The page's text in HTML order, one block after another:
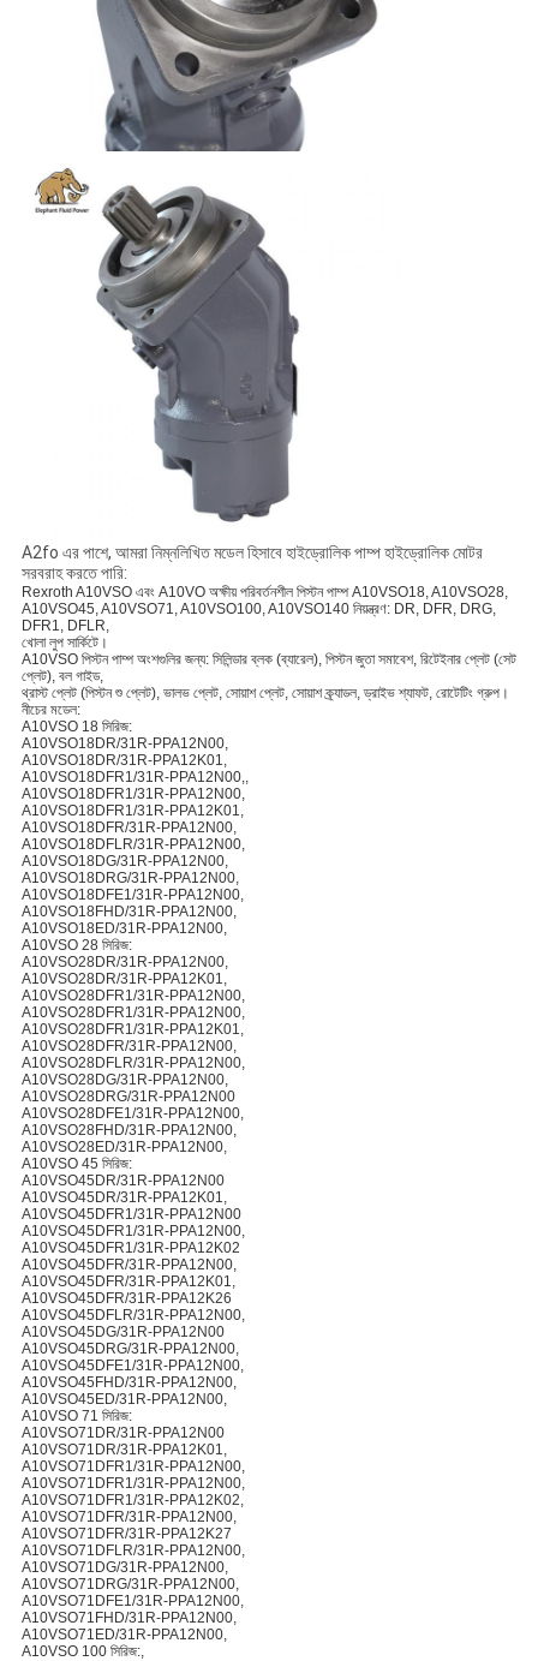
A2fo এর পাশে, আমরা নিম্নলিখিত মডেল হিসাবে হাইড্রোলিক পাম্প হাইড্রোলিক মোটর
সরবরাহ করতে পারি:
Rexroth A10VSO এবং A10VO অক্ষীয় পরিবর্তনশীল পিস্টন পাম্প A10VSO18, A10VSO28,
A10VSO45, A10VSO71, A10VSO100, A10VSO140 নিয়ন্ত্রণ: DR, DFR, DRG,
DFR1, DFLR,
খোলা লুপ সার্কিটে।
A10VSO পিস্টন পাম্প অংশগুলির জন্য: সিলিন্ডার ব্লক (ব্যারেল), পিস্টন জুতা সমাবেশ, রিটেইনার প্লেট (সেট
প্লেট), বল গাইড,
থ্রাস্ট প্লেট (পিস্টন শু প্লেট), ভালভ প্লেট, সোয়াশ প্লেট, সোয়াশ ক্র্যাডল, ড্রাইভ শ্যাফট, রোটেটিং গ্রুপ।
নীচের মডেল:
A10VSO 18 সিরিজ:
A10VSO18DR/31R-PPA12N00,
A10VSO18DR/31R-PPA12K01,
A10VSO18DFR1/31R-PPA12N00,,
A10VSO18DFR1/31R-PPA12N00,
A10VSO18DFR1/31R-PPA12K01,
A10VSO18DFR/31R-PPA12N00,
A10VSO18DFLR/31R-PPA12N00,
A10VSO18DG/31R-PPA12N00,
A10VSO18DRG/31R-PPA12N00,
A10VSO18DFE1/31R-PPA12N00,
A10VSO18FHD/31R-PPA12N00,
A10VSO18ED/31R-PPA12N00,
A10VSO 28 সিরিজ:
A10VSO28DR/31R-PPA12N00,
A10VSO28DR/31R-PPA12K01,
A10VSO28DFR1/31R-PPA12N00,
A10VSO28DFR1/31R-PPA12N00,
A10VSO28DFR1/31R-PPA12K01,
A10VSO28DFR/31R-PPA12N00,
A10VSO28DFLR/31R-PPA12N00,
A10VSO28DG/31R-PPA12N00,
A10VSO28DRG/31R-PPA12N00
A10VSO28DFE1/31R-PPA12N00,
A10VSO28FHD/31R-PPA12N00,
A10VSO28ED/31R-PPA12N00,
A10VSO 45 সিরিজ:
A10VSO45DR/31R-PPA12N00
A10VSO45DR/31R-PPA12K01,
A10VSO45DFR1/31R-PPA12N00
A10VSO45DFR1/31R-PPA12N00,
A10VSO45DFR1/31R-PPA12K02
A10VSO45DFR/31R-PPA12N00,
A10VSO45DFR/31R-PPA12K01,
A10VSO45DFR/31R-PPA12K26
A10VSO45DFLR/31R-PPA12N00,
A10VSO45DG/31R-PPA12N00
A10VSO45DRG/31R-PPA12N00,
A10VSO45DFE1/31R-PPA12N00,
A10VSO45FHD/31R-PPA12N00,
A10VSO45ED/31R-PPA12N00,
A10VSO 71 সিরিজ:
A10VSO71DR/31R-PPA12N00
A10VSO71DR/31R-PPA12K01,
A10VSO71DFR1/31R-PPA12N00,
A10VSO71DFR1/31R-PPA12N00,
A10VSO71DFR1/31R-PPA12K02,
A10VSO71DFR/31R-PPA12N00,
A10VSO71DFR/31R-PPA12K27
A10VSO71DFLR/31R-PPA12N00,
A10VSO71DG/31R-PPA12N00,
A10VSO71DRG/31R-PPA12N00,
A10VSO71DFE1/31R-PPA12N00,
A10VSO71FHD/31R-PPA12N00,
A10VSO71ED/31R-PPA12N00,
A10VSO 100 সিরিজ:,